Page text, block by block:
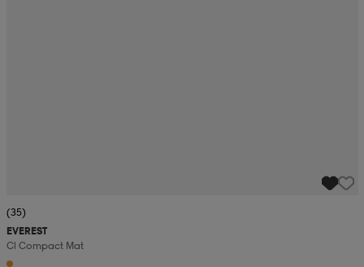
(35)
EVEREST
Cl Compact Mat